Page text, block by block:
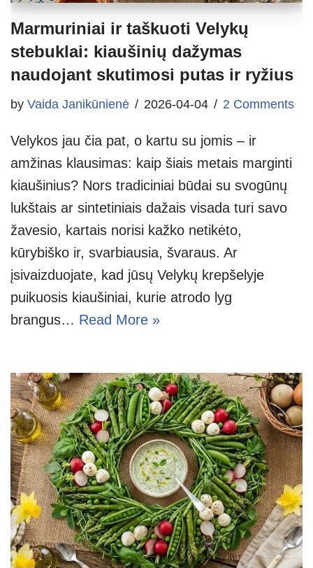
Marmuriniai ir taškuoti Velykų
stebuklai: kiaušinių dažymas
naudojant skutimosi putas ir ryžius
by Vaida Janikūnienė 2026-04-04 2 Comments
Velykos jau čia pat, o kartu su jomis – ir
amžinas klausimas: kaip šiais metais marginti
kiaušinius? Nors tradiciniai būdai su svogūnų
lukštais ar sintetiniais dažais visada turi savo
žavesio, kartais norisi kažko netikėto,
kūrybiško ir, svarbiausia, švaraus. Ar
įsivaizduojate, kad jūsų Velykų krepšelyje
puikuosis kiaušiniai, kurie atrodo lyg
brangus… Read More »